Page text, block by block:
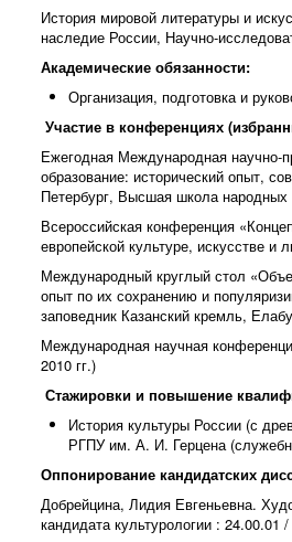
История мировой литературы и
наследие России, Научно-
Академические обязанности:
Организация, подготовка и
Участие в конференциях
Ежегодная Международная научно-
образование: исторический опыт,
Петербург, Высшая школа народных
Всероссийская конференция
европейской культуре, искусстве
Международный круглый стол
опыт по их сохранению и
заповедник Казанский кремль,
Международная научная
2010 гг.)
Стажировки и повышение
История культуры России (с
РГПУ им. А. И. Герцена
Оппонирование кандидатских
Добрейцина, Лидия Евгеньевна.
кандидата культурологии :